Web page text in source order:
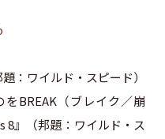
：ワイルド・スピード）
BREAK（ブレイク／崩
』（邦題：ワイルド・ス